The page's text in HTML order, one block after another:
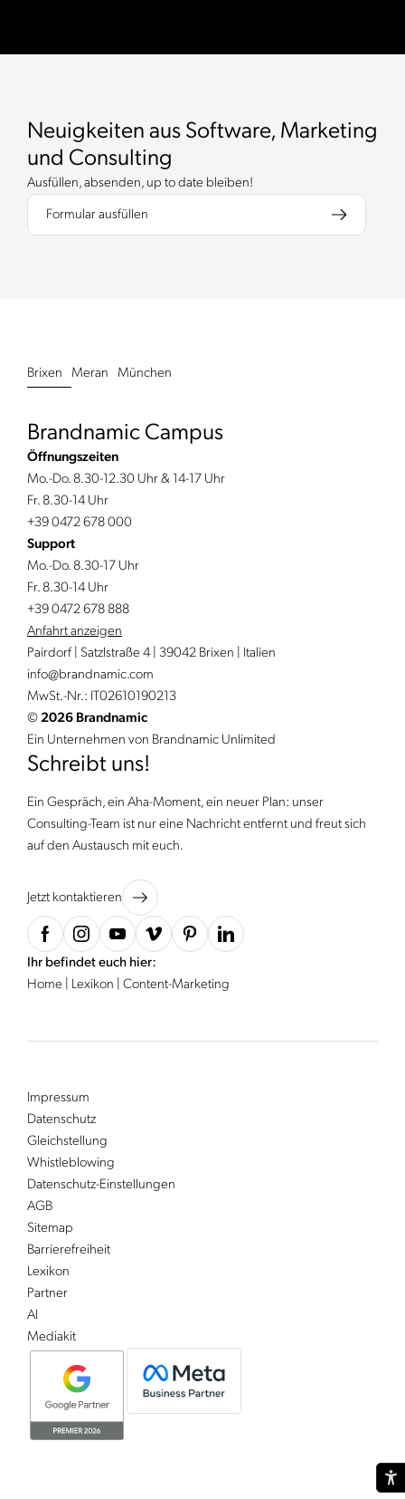
Neuigkeiten aus Software, Marketing
und Consulting
Ausfüllen, absenden, up to date bleiben!
Formular ausfüllen
Brixen Meran München
Brandnamic Campus
Öffnungszeiten
Mo.-Do. 8.30-12.30 Uhr & 14-17 Uhr
Fr. 8.30-14 Uhr
+39 0472 678 000
Support
Mo.-Do. 8.30-17 Uhr
Fr. 8.30-14 Uhr
+39 0472 678 888
Anfahrt anzeigen
Pairdorf | Satzlstraße 4 | 39042 Brixen | Italien
info@brandnamic.com
MwSt.-Nr.: IT02610190213
© 2026 Brandnamic
Ein Unternehmen von Brandnamic Unlimited
Schreibt uns!
Ein Gespräch, ein Aha-Moment, ein neuer Plan: unser
Consulting-Team ist nur eine Nachricht entfernt und freut sich
auf den Austausch mit euch.
Jetzt kontaktieren
Ihr befindet euch hier:
Home
Lexikon Content-Marketing
Impressum
Datenschutz
Gleichstellung
Whistleblowing
Datenschutz-Einstellungen
AGB
Sitemap
Barrierefreiheit
Lexikon
Partner
AI
Mediakit